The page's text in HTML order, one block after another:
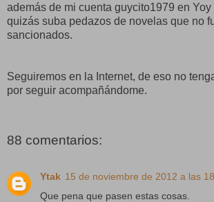
además de mi cuenta guycito1979 en Yoy
quizás suba pedazos de novelas que no
sancionados.
Seguiremos en la Internet, de eso no
por seguir acompañándome.
88 comentarios:
Ytak 15 de noviembre de 2012 a las
Que pena que pasen estas cosas.